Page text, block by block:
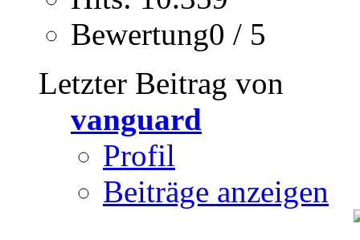
Bewertung0 / 5
Letzter Beitrag von
vanguard
Profil
Beiträge anzeigen